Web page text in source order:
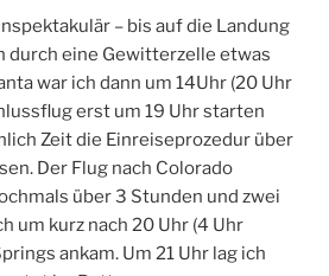
– bis auf die Landung
durch eine Gewitterzelle etwas
war ich dann um 14Uhr (20 Uhr
erst um 19 Uhr starten
Zeit die Einreiseprozedur über
Der Flug nach Colorado
über 3 Stunden und zwei
um kurz nach 20 Uhr (4 Uhr
ankam. Um 21 Uhr lag ich